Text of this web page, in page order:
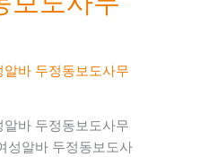
바 두정동보도사무
바 두정동보도사무
성알바 두정동보도사